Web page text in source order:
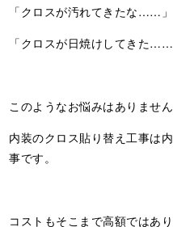
「クロスが汚れてきたな……」
「クロスが日焼けしてきた……
このようなお悩みはありませ
内装のクロス貼り替え工事は
事です。
コストもそこまで高額ではあ